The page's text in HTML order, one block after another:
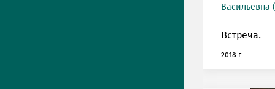
Васильевна
Встреча.
2018 г.